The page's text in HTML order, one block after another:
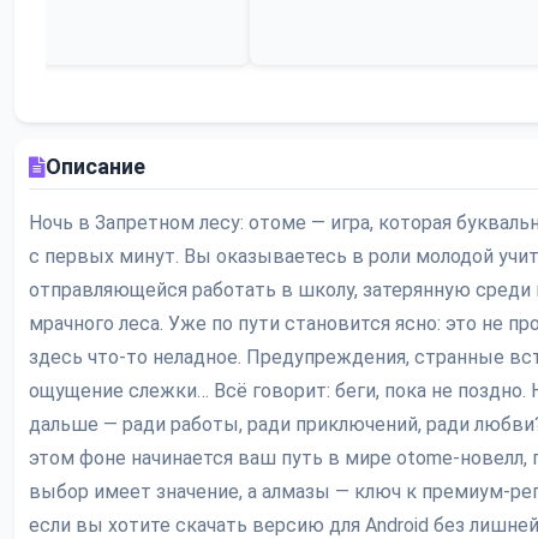
Описание
Ночь в Запретном лесу: отоме — игра, которая
с первых минут. Вы оказываетесь в роли молодой
отправляющейся работать в школу, затерянную среди
мрачного леса. Уже по пути становится ясно: это не
здесь что-то неладное. Предупреждения, странные
ощущение слежки… Всё говорит: беги, пока не поздно.
дальше — ради работы, ради приключений, ради
этом фоне начинается ваш путь в мире otome-
выбор имеет значение, а алмазы — ключ к премиум-
если вы хотите скачать версию для Android без